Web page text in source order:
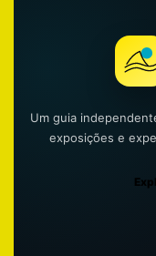
Um guia
exposições e